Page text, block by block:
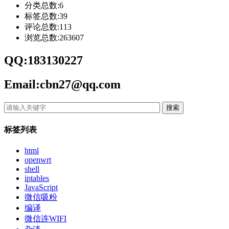
分类总数:6
标签总数:39
评论总数:113
浏览总数:263607
QQ:183130227
Email:cbn27@qq.com
搜索
标签列表
html
openwrt
shell
iptables
JavaScript
微信吸粉
编译
微信连WIFI